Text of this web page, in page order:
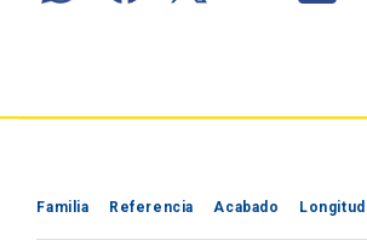
Familia Referencia Acabado Longitud